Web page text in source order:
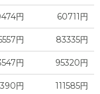
円 60711円
円 83335円
円 95320円
円 111585円